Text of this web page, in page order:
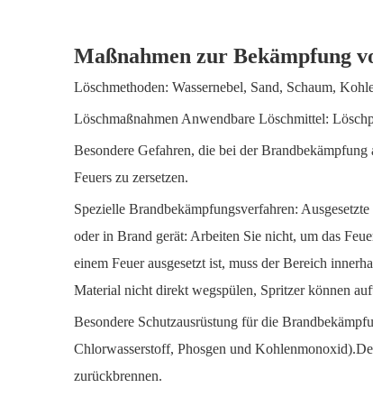
Maßnahmen zur Bekämpfung
Löschmethoden: Wassernebel, Sand, Schaum,
Löschmaßnahmen Anwendbare Löschmittel:
Besondere Gefahren, die bei der
Feuers zu zersetzen.
Spezielle Brandbekämpfungsverfahren:
oder in Brand gerät: Arbeiten Sie nicht, um das
einem Feuer ausgesetzt ist, muss der Bereich
Material nicht direkt wegspülen, Spritzer können
Besondere Schutzausrüstung für die
Chlorwasserstoff, Phosgen und
zurückbrennen.